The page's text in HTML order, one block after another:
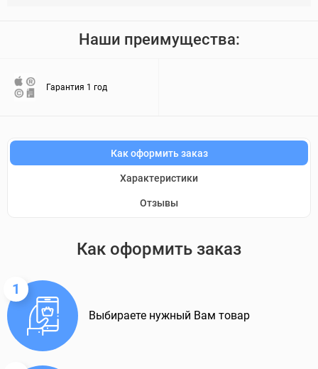
Наши преимущества:
Гарантия 1 год
Как оформить заказ
Характеристики
Отзывы
Как оформить заказ
1
Выбираете нужный Вам товар